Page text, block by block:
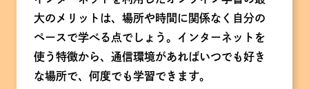
大のメリットは、場所や時間に関係なく自分の
ペースで学べる点でしょう。インターネットを
使う特徴から、通信環境があればいつでも好き
な場所で、何度でも学習できます。